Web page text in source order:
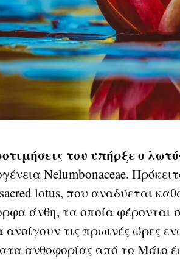
του υπήρξε ο
Nelumbonaceae.
lotus, που αναδύεται
άνθη, τα οποία φέρονται
τις πρωινές ώρες
ανθοφορίας από το Μάιο